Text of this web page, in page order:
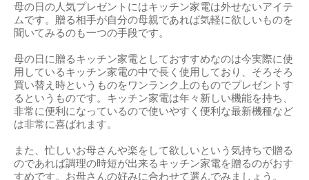
母の日の人気プレゼントにはキッチン家電は外せないアイテ
ムです。贈る相手が自分の母親であれば気軽に欲しいものを
聞いてみるのも一つの手段です。
母の日に贈るキッチン家電としておすすめなのは今実際に使
用しているキッチン家電の中で長く使用しており、そろそろ
買い替え時というものをワンランク上のものでプレゼントす
るというものです。キッチン家電は年々新しい機能を持ち、
非常に便利になっているので使いやすく便利な最新機種など
は非常に喜ばれます。
また、忙しいお母さんや楽をして欲しいという気持ちで贈る
のであれば調理の時短が出来るキッチン家電を贈るのがおす
すめです。お母さんの好みに合わせて選んでみましょう。